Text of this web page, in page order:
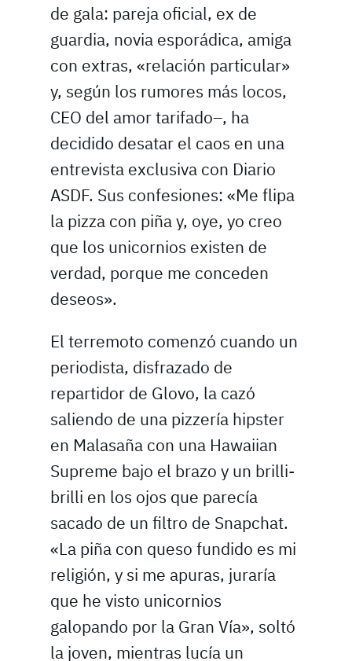
de gala: pareja oficial, ex de
guardia, novia esporádica, amiga
con extras, «relación particular»
y, según los rumores más locos,
CEO del amor tarifado–, ha
decidido desatar el caos en una
entrevista exclusiva con Diario
ASDF. Sus confesiones: «Me flipa
la pizza con piña y, oye, yo creo
que los unicornios existen de
verdad, porque me conceden
deseos».
El terremoto comenzó cuando un
periodista, disfrazado de
repartidor de Glovo, la cazó
saliendo de una pizzería hipster
en Malasaña con una Hawaiian
Supreme bajo el brazo y un brilli-
brilli en los ojos que parecía
sacado de un filtro de Snapchat.
«La piña con queso fundido es mi
religión, y si me apuras, juraría
que he visto unicornios
galopando por la Gran Vía», soltó
la joven, mientras lucía un